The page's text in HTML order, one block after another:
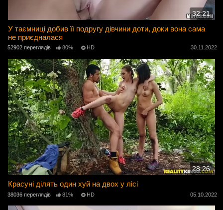
32:21
У таємниці добив її подругу дівчини доти, доки вона сама
не приєдналася
52902 переглядів 80% HD 30.11.2022
28:26
Красуні ділять один хуй на двох у лісі
38036 переглядів 81% HD 05.10.2022